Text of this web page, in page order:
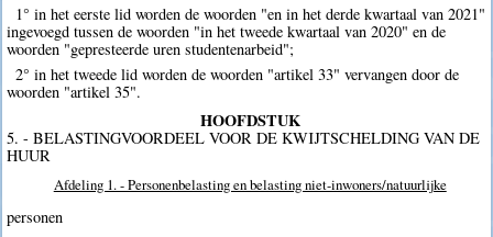
1° in het eerste lid worden de woorden "en in het derde kwartaal van 2021"
ingevoegd tussen de woorden "in het tweede kwartaal van 2020" en de
woorden "gepresteerde uren studentenarbeid";
2° in het tweede lid worden de woorden "artikel 33" vervangen door de
woorden "artikel 35".
HOOFDSTUK
5. - BELASTINGVOORDEEL VOOR DE KWIJTSCHELDING VAN DE
HUUR
Afdeling 1. - Personenbelasting en belasting niet-inwoners/natuurlijke
personen